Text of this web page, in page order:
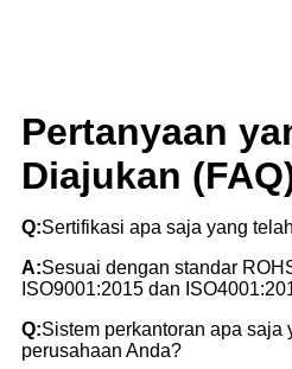
Pertanyaan
Diajukan
Q:Sertifikasi apa saja yang
A:Sesuai dengan standar
ISO9001:2015 dan
Q:Sistem perkantoran apa saja
perusahaan Anda?